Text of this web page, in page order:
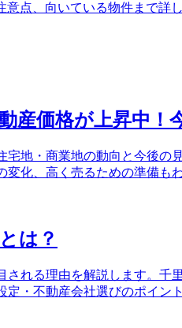
点、向いている物件まで
産価格が上昇中！
地・商業地の動向と今後
化、高く売るための準備も
は？
れる理由を解説します。千
・不動産会社選びのポイン